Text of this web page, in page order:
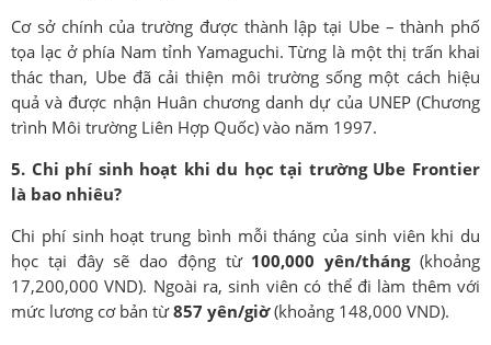
Cơ sở chính của trường được thành lập tại Ube – thành phố
tọa lạc ở phía Nam tỉnh Yamaguchi. Từng là một thị trấn khai
thác than, Ube đã cải thiện môi trường sống một cách hiệu
quả và được nhận Huân chương danh dự của UNEP (Chương
trình Môi trường Liên Hợp Quốc) vào năm 1997.
5. Chi phí sinh hoạt khi du học tại trường Ube Frontier
là bao nhiêu?
Chi phí sinh hoạt trung bình mỗi tháng của sinh viên khi du
học tại đây sẽ dao động từ 100,000 yên/tháng(khoảng
17,200,000 VND). Ngoài ra, sinh viên có thể đi làm thêm với
mức lương cơ bản từ857 yên/giờ(khoảng 148,000 VND).